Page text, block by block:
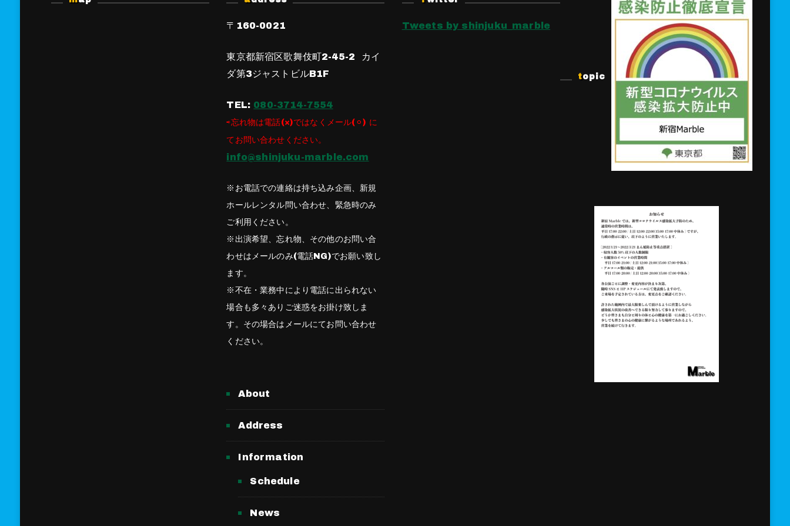
〒160-0021
東京都新宿区歌舞伎町2-45-2 カイ
ダ第3ジャストビルB1F
TEL: 080-3714-7554
⇨忘れ物は電話(×)ではなくメール(⚪︎) に
てお問い合わせください。
info@shinjuku-marble.com
※お電話での連絡は持ち込み企画、新規
ホールレンタル問い合わせ、緊急時のみ
ご利用ください。
※出演希望、忘れ物、その他のお問い合
わせはメールのみ(電話NG)でお願い致し
ます。
※不在・業務中により電話に出られない
場合も多々ありご迷惑をお掛け致しま
す。その場合はメールにてお問い合わせ
ください。
About
Address
Information
Schedule
News
Tweets by shinjuku_marble
topic